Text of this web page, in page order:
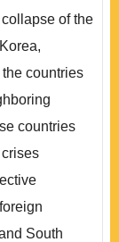
of the
countries
countries
South